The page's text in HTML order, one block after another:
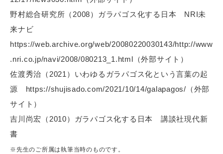
野村総合研究所（2008）ガラパゴス化する日本 NRI未
来ナビ
https://web.archive.org/web/20080220030143/http://www
.nri.co.jp/navi/2008/080213_1.html （外部サイト）
佐渡秀治（2021）いわゆるガラパゴス化という言葉の起
源 https://shujisado.com/2021/10/14/galapagos/ （外部
サイト）
吉川尚宏（2010）ガラパゴス化する日本 講談社現代新
書
※先生のご所属は執筆当時のものです。